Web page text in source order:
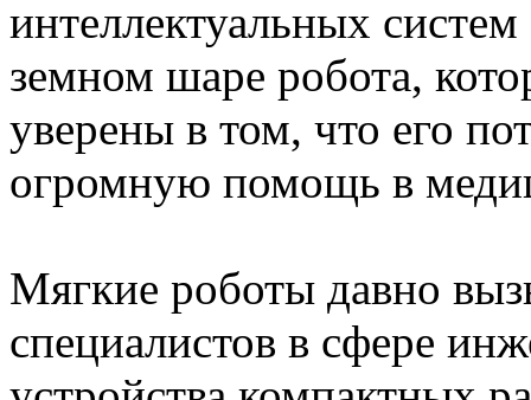
интеллектуальных
земном шаре робота,
уверены в том, что его
огромную помощь в
Мягкие роботы давно
специалистов в сфере